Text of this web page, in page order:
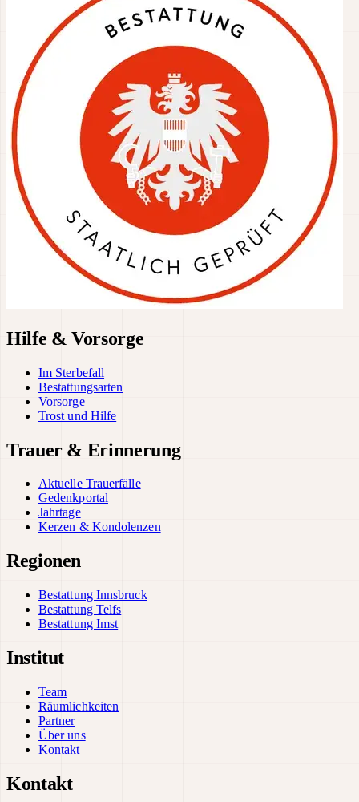
Hilfe & Vorsorge
Im Sterbefall
Bestattungsarten
Vorsorge
Trost und Hilfe
Trauer & Erinnerung
Aktuelle Trauerfälle
Gedenkportal
Jahrtage
Kerzen & Kondolenzen
Regionen
Bestattung Innsbruck
Bestattung Telfs
Bestattung Imst
Institut
Team
Räumlichkeiten
Partner
Über uns
Kontakt
Kontakt